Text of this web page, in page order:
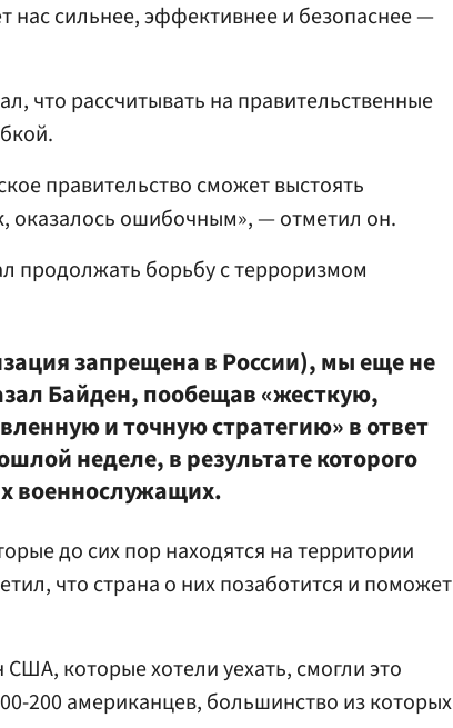
нас сильнее, эффективнее и безопаснее —
что рассчитывать на правительственные
правительство сможет выстоять
оказалось ошибочным», — отметил он.
продолжать борьбу с терроризмом
запрещена в России), мы еще не
Байден, пообещав «жесткую,
и точную стратегию» в ответ
неделе, в результате которого
военнослужащих.
до сих пор находятся на территории
что страна о них позаботится и поможет
США, которые хотели уехать, смогли это
200 американцев, большинство из которых